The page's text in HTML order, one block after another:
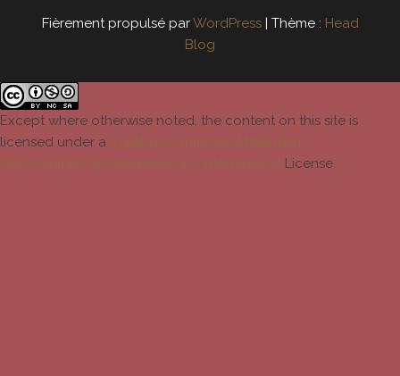
Fièrement propulsé parWordPress | Thème : Head
Blog
Except where otherwise noted, the content on this site is
licensed under a Creative Commons Attribution-
NonCommercial-ShareAlike 4.0 International License.